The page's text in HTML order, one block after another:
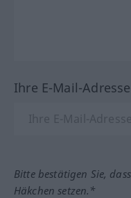
Ihre E-Mail-
Bitte bestätigen Sie,
Häkchen setzen.*